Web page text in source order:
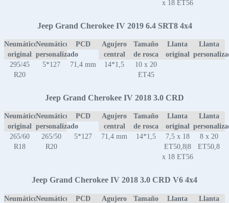
x 18 ET56
Jeep Grand Cherokee IV 2019 6.4 SRT8 4x4
Neumático
original
Neumático
personalizado
PCD
Agujero
central
Tamaño
de rosca
Llanta
original
Llanta
295/45
R20
5*127 71,4 mm 14*1,5
10 x 20
ET45
Jeep Grand Cherokee IV 2018 3.0 CRD
Neumático
original
Neumático
personalizado
PCD
Agujero
central
Tamaño
de rosca
Llanta
original
Llanta
265/60
R18
265/50
R20
5*127 71,4 mm 14*1,5
7,5 x 18
ET50,8|8
x 18 ET56
8 x 20
ET50,8
Jeep Grand Cherokee IV 2018 3.0 CRD V6 4x4
NeumáticoNeumático
PCD
Agujero
Tamaño
Llanta
Llanta